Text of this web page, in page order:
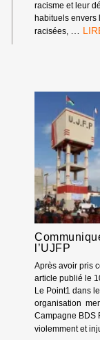
racisme et leur
habituels envers
racisées,
IL
EST
QUE
LA
LA
DU
l’UJFP
Après avoir pris
article publié le
Le Point1 dans
organisation
Campagne BDS
violemment et